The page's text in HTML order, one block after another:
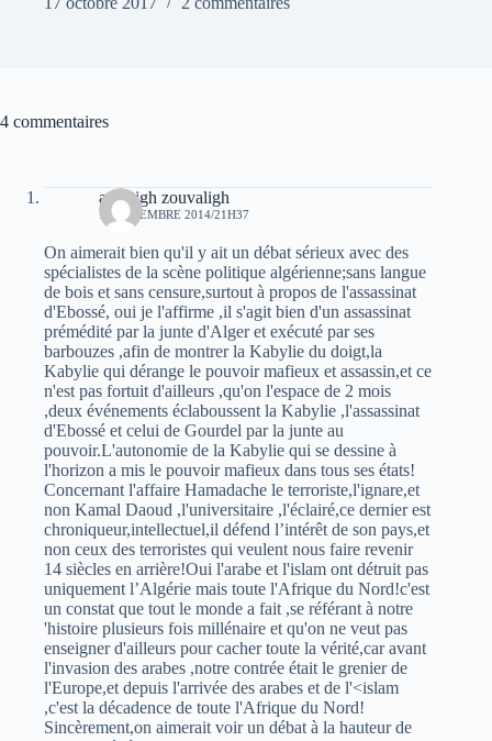
4 commentaires
amazigh zouvaligh
19 DÉCEMBRE 2014/21H37
On aimerait bien qu'il y ait un débat sérieux avec des
spécialistes de la scène politique algérienne;sans langue
de bois et sans censure,surtout à propos de l'assassinat
d'Ebossé, oui je l'affirme ,il s'agit bien d'un assassinat
prémédité par la junte d'Alger et exécuté par ses
barbouzes ,afin de montrer la Kabylie du doigt,la
Kabylie qui dérange le pouvoir mafieux et assassin,et ce
n'est pas fortuit d'ailleurs ,qu'on l'espace de 2 mois
,deux événements éclaboussent la Kabylie ,l'assassinat
d'Ebossé et celui de Gourdel par la junte au
pouvoir.L'autonomie de la Kabylie qui se dessine à
l'horizon a mis le pouvoir mafieux dans tous ses états!
Concernant l'affaire Hamadache le terroriste,l'ignare,et
non Kamal Daoud ,l'universitaire ,l'éclairé,ce dernier est
chroniqueur,intellectuel,il défend l’intérêt de son pays,et
non ceux des terroristes qui veulent nous faire revenir
14 siècles en arrière!Oui l'arabe et l'islam ont détruit pas
uniquement l’Algérie mais toute l'Afrique du Nord!c'est
un constat que tout le monde a fait ,se référant à notre
'histoire plusieurs fois millénaire et qu'on ne veut pas
enseigner d'ailleurs pour cacher toute la vérité,car avant
l'invasion des arabes ,notre contrée était le grenier de
l'Europe,et depuis l'arrivée des arabes et de l'<islam
,c'est la décadence de toute l'Afrique du Nord!
Sincèrement,on aimerait voir un débat à la hauteur de